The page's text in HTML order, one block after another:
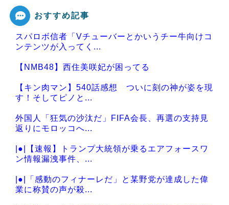
Powered by livedoor 相互RSS
おすすめ記事
スパロボ信者「Vチューバーとかいうチー牛向けコ
ンテンツが入ってく...
【NMB48】西住美咲妃が困ってる
【キン肉マン】540話感想 ついに刻の神が姿を現
す！そしてピノと...
外国人「狂気の沙汰だ」FIFA会長、再選の支持見
返りにモロッコへ...
|●|【速報】トランプ大統領が乗るエアフォースワ
ン情報漏洩事件、...
|●|「感動のフィナーレだ」と某野党が達成した偉
業に称賛の声が殺...